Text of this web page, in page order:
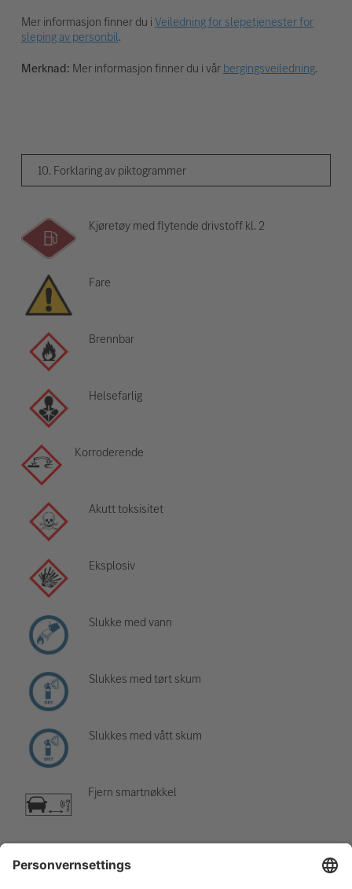
Mer informasjon finner du iVeiledning for slepetjenester for
sleping av personbil.
Merknad: Mer informasjon finner du i vårbergingsveiledning.
10. Forklaring av piktogrammer
Kjøretøy med flytende drivstoff kl. 2
Fare
Brennbar
Helsefarlig
Korroderende
Akutt toksisitet
Eksplosiv
Slukke med vann
Slukkes med tørt skum
Slukkes med vått skum
Fjern smartnøkkel
Klimaanlegg